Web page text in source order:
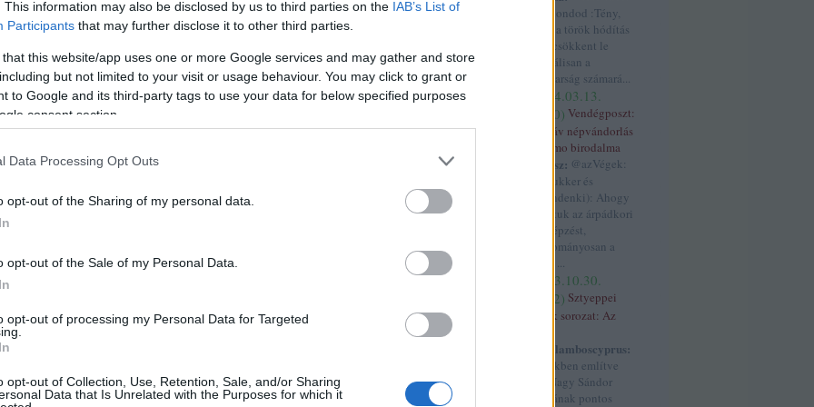
This information may also be disclosed by us to third parties on the IAB’s List of
Participants that may further disclose it to other third parties.
that this website/app uses one or more Google services and may gather and store
but not limited to your visit or usage behaviour. You may click to grant or
to Google and its third-party tags to use your data for below specified purposes
consent section.
Data Processing Opt Outs
opt-out of the Sharing of my personal data.
opt-out of the Sale of my Personal Data.
opt-out of processing my Personal Data for Targeted
opt-out of Collection, Use, Retention, Sale, and/or Sharing
Data that Is Unrelated with the Purposes for which it
K.: Mondod :Tény,
hogy a török hódítás
után csökkent le
radikálisan a
magyarság számará...
2024.03.13.
17:50) Vendégposzt:
A szláv népvándorlás
és Samo birodalma
kotyesz: @azVégek:
(@prukker és
@mindenki): Ahogy
tanultuk az árpádkori
névképzést,
hagyományosan a
török ...
2023.10.30.
00:02 ) Sztyeppei
népek sorozat: Az
Haralamboscyprus:
A cikkben említve
van Nagy Sándor
halálának pontos
sierrahun profil)
Címkék
afrika (16)albánia(4)
albánok (5)allah(3)
anglia(8)angolok(3)anjou
aragónia
avarok 4 ázsia
7)birtok(
bocskai istván(4)boxer
brit birodalom
cár(3)cixi
dalmácia
) dánok (3
3)europa
(3 fasiszták
II
A poszt tárgyát képező játék valószínűleg az idei év
versenytársai, lásd az EU4 posztot). A Total War
fejlesztők ráadásul igen komoly kampányt folytattak
a következő rész népszerűsítésének érdekében, főleg